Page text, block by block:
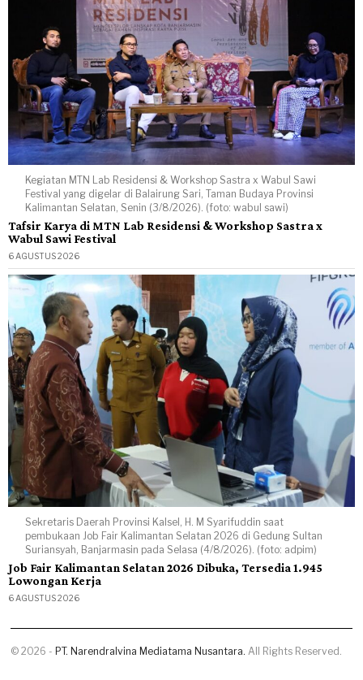
Kegiatan MTN Lab Residensi & Workshop Sastra x Wabul Sawi
Festival yang digelar di Balairung Sari, Taman Budaya Provinsi
Kalimantan Selatan, Senin (3/8/2026). (foto: wabul sawi)
Tafsir Karya di MTN Lab Residensi & Workshop Sastra x
Wabul Sawi Festival
6 AGUSTUS 2026
Sekretaris Daerah Provinsi Kalsel, H. M Syarifuddin saat
pembukaan Job Fair Kalimantan Selatan 2026 di Gedung Sultan
Suriansyah, Banjarmasin pada Selasa (4/8/2026). (foto: adpim)
Job Fair Kalimantan Selatan 2026 Dibuka, Tersedia 1.945
Lowongan Kerja
6 AGUSTUS 2026
©2026 -PT. Narendralvina Mediatama Nusantara. All Rights Reserved.